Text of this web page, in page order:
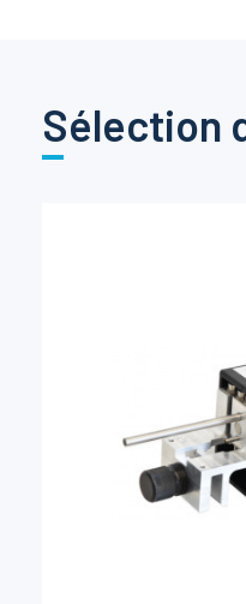
Sélection